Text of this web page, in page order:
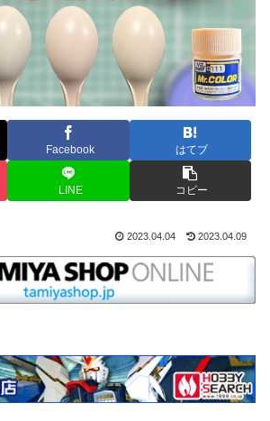
Facebook はてブ
LINE コピー
2023.04.04 2023.04.09